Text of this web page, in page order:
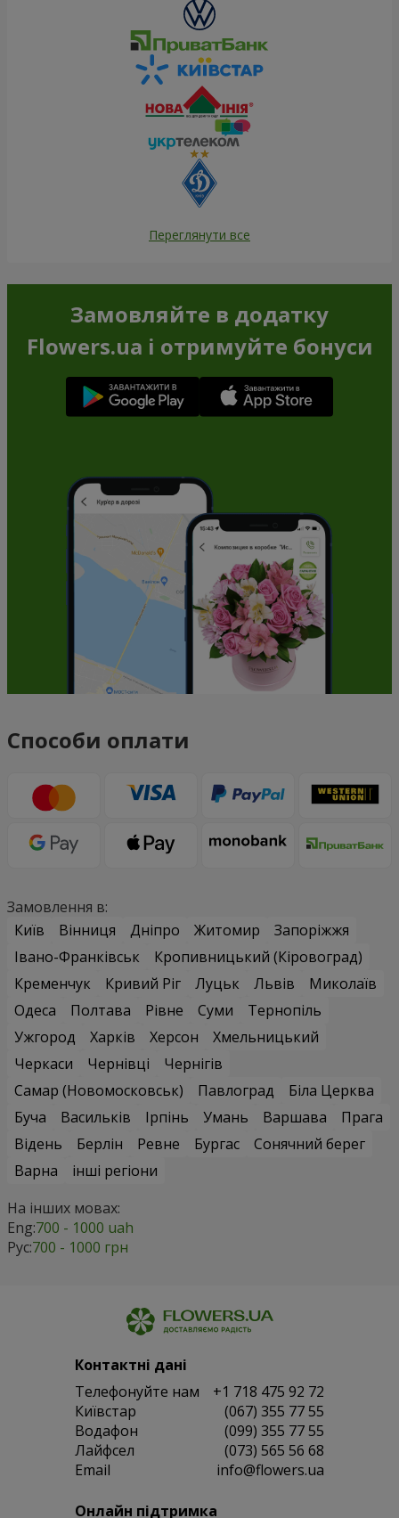
Переглянути все
Замовляйте в додатку
Flowers.ua і отримуйте бонуси
Способи оплати
Замовлення в:
Київ
Вінниця Дніпро Житомир
Запоріжжя
Івано-Франківськ
Кропивницький (Кіровоград)
Кременчук
Кривий Ріг Луцьк Львів
Миколаїв
Одеса
Полтава Рівне Суми
Тернопіль
Ужгород
Харків Херсон
Хмельницький
Черкаси
Чернівці
Чернігів
Самар (Новомосковськ)
Павлоград
Біла Церква
Буча
Васильків Ірпінь Умань Варшава
Прага
Відень
Берлін Ревне Бургас
Сонячний берег
Варна
інші регіони
На інших мовах:
Eng:700 - 1000 uah
Рус:700 - 1000 грн
Контактні дані
Телефонуйте нам
+1 718 475 92 72
Київстар
(067) 355 77 55
Водафон
(099) 355 77 55
Лайфсел
(073) 565 56 68
Email
info@flowers.ua
Онлайн підтримка